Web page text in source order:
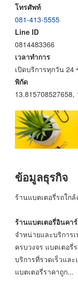
โทรศัพท์
081-413-5555
Line ID
0814483366
เวลาทำการ
เปิดบริการทุกวัน 24
พิกัด
13.815708527658,
ข้อมูลธุรกิจ
ร้านแบตเตอรี่รถใก
ร้านแบตเตอรี่อินคาร์
จำหน่ายและบริการ
ครบวงจร แบตเตอ
บริการที่รวดเร็วแล
แบตเตอรี่ราคาถูก...